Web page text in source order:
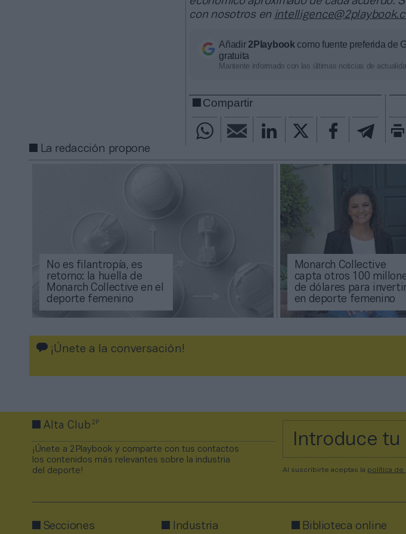
con nosotros en
Añadir2Playbook como fuente preferida de
gratuita
Mantente informado con las últimas noticias de
Compartir
La redacción propone
No es filantropía, es
retorno: la huella de
Monarch Collective en el
deporte femenino
Monarch Collective
capta otros 100
de dólares para
en deporte femenino
¡Únete a la conversación!
Alta Club2P
¡Únete a 2Playbook y comparte con tus contactos
los contenidos más relevantes sobre la industria
del deporte!
Al suscribirte aceptas la política de
Secciones Industria Biblioteca online